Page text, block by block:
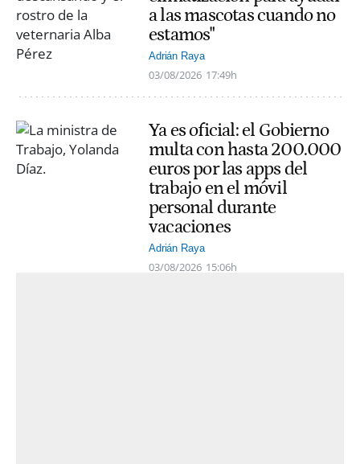
a las mascotas cuando no
estamos"
Adrián Raya
03/08/2026 17:49h
Ya es oficial: el Gobierno
multa con hasta 200.000
euros por las apps del
trabajo en el móvil
personal durante
vacaciones
Adrián Raya
03/08/2026 15:06h